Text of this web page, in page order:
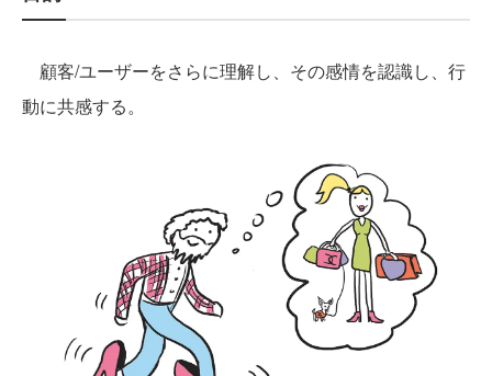
顧客/ユーザーをさらに理解し、その感情を認識し、行
動に共感する。